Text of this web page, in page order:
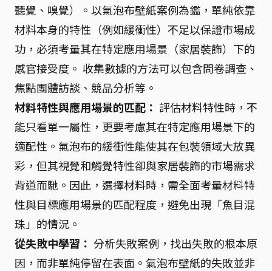
聽覺、嗅覺）。以氣泡布壁紙案例為鑑，單純依靠
材料本身的特性（例如緩衝性）不足以保證市場成
功，必須考量其在特定應用場景（家居裝飾）下的
感官接受度。 收集數據的方法可以包含問卷調查、
焦點團體訪談、競品分析等。
材料特性與應用場景的匹配： 評估材料特性時，不
能只看單一屬性，更要考慮其在特定應用場景下的
適配性。氣泡布的緩衝性能使其在包裝領域大放異
彩，但其視覺和觸覺特性卻與家居裝飾的市場需求
背道而馳。因此，選擇材料時，需全面考量材料特
性與目標應用場景的匹配程度，避免出現「魚目混
珠」的情況。
從失敗中學習： 分析失敗案例，找出失敗的根本原
因，而非單純停留在表面。氣泡布壁紙的失敗並非